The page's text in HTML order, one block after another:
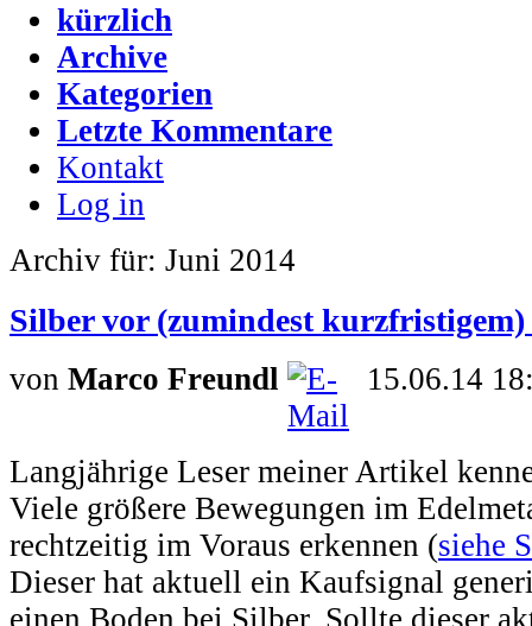
kürzlich
Archive
Kategorien
Letzte Kommentare
Kontakt
Log in
Archiv für: Juni 2014
Silber vor (zumindest kurzfristigem)
von Marco Freundl 15.06.14
Langjährige Leser meiner Artikel
Viele größere Bewegungen im
rechtzeitig im Voraus erkennen (siehe
Dieser hat aktuell ein Kaufsignal